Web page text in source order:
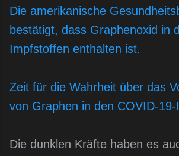
Die amerikanische
bestätigt, dass Graphenoxid in
Impfstoffen enthalten ist.
Zeit für die Wahrheit über das
von Graphen in den COVID-
Die dunklen Kräfte haben es